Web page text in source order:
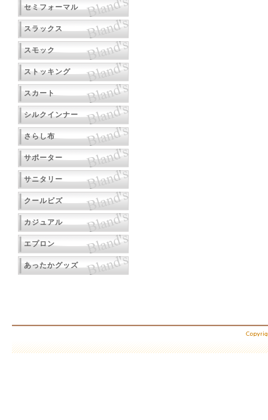
セミフォーマル
スラックス
スモック
ストッキング
スカート
シルクインナー
さらし布
サポーター
サニタリー
クールビズ
カジュアル
エプロン
あったかグッズ